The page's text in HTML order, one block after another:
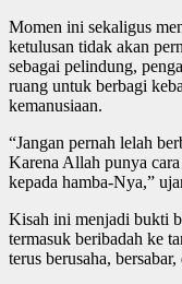
Momen ini sekaligus
ketulusan tidak akan
sebagai pelindung,
ruang untuk berbagi
kemanusiaan.
“Jangan pernah lelah
Karena Allah punya
kepada hamba-Nya,”
Kisah ini menjadi bukti
termasuk beribadah ke
terus berusaha,